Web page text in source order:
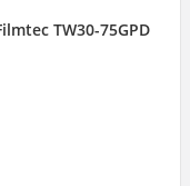
TW30-75GPD